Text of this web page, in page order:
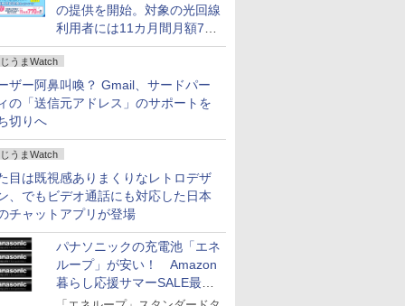
の提供を開始。対象の光回線
利用者には11カ月間月額770
円割引のキャンペーン
うまWatch
ザー阿鼻叫喚？ Gmail、サードパー
の「送信元アドレス」のサポートを
切りへ
うまWatch
目は既視感ありまくりなレトロデザ
、でもビデオ通話にも対応した日本
チャットアプリが登場
パナソニックの充電池「エネ
ループ」が安い！ Amazon
暮らし応援サマーSALE最終
日